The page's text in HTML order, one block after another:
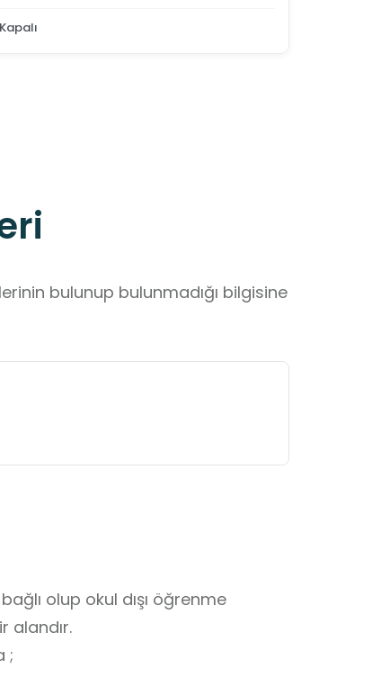
Kapalı
bulunup bulunmadığı bilgisine
olup okul dışı öğrenme
alandır.
;